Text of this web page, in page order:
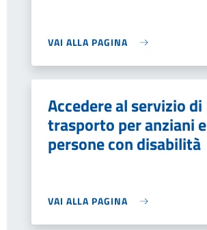
VAI ALLA PAGINA
Accedere al servizio di
trasporto per anziani e
persone con disabilità
VAI ALLA PAGINA